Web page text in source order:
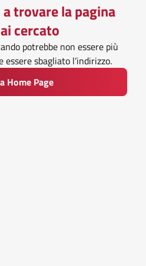
trovare la pagina
cercato
potrebbe non essere più
sbagliato l’indirizzo.
Home Page